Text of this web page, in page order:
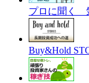
プロに聞く
Buy&Hold